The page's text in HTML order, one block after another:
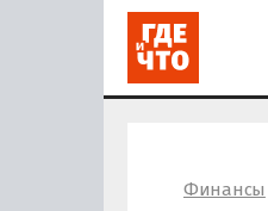
Финансы